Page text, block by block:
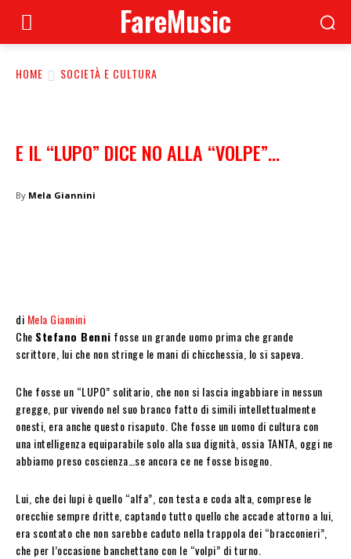
FareMusic
HOME SOCIETÀ E CULTURA
E IL “LUPO” DICE NO ALLA “VOLPE”…
By Mela Giannini
di Mela Giannini
Che Stefano Benni fosse un grande uomo prima che grande
scrittore, lui che non stringe le mani di chicchessia, lo si sapeva.
Che fosse un “LUPO” solitario, che non si lascia ingabbiare in nessun
gregge, pur vivendo nel suo branco fatto di simili intellettualmente
onesti, era anche questo risaputo. Che fosse un uomo di cultura con
una intelligenza equiparabile solo alla sua dignità, ossia TANTA, oggi ne
abbiamo preso coscienza…se ancora ce ne fosse bisogno.
Lui, che dei lupi è quello “alfa”, con testa e coda alta, comprese le
orecchie sempre dritte, captando tutto quello che accade attorno a lui,
era scontato che non sarebbe caduto nella trappola dei “bracconieri”,
che per l’occasione banchettano con le “volpi” di turno.